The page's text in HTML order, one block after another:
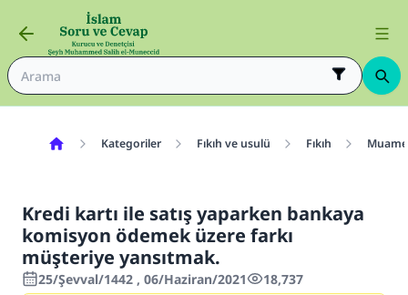
Kategoriler Fıkıh ve usulü Fıkıh
Kredi kartı ile satış yaparken bankaya
komisyon ödemek üzere farkı
müşteriye yansıtmak.
25/Şevval/1442 , 06/Haziran/2021 18,737